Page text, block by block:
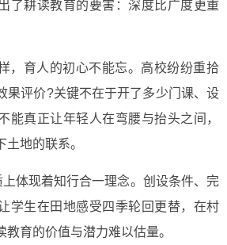
了耕读教育的要害：深度比广度更重
，育人的初心不能忘。高校纷纷重拾
果评价?关键不在于开了多少门课、设
能真正让年轻人在弯腰与抬头之间，
地的联系。
上体现着知行合一理念。创设条件、完
学生在田地感受四季轮回更替，在村
育的价值与潜力难以估量。